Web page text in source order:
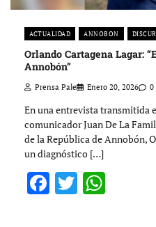
ACTUALIDAD ANNOBON
Orlando Cartagena Lagar:
Annobón”
Prensa Pale Enero 20, 2026 0
En una entrevista transmitida
comunicador Juan De La
de la República de Annobón,
un diagnóstico […]
Facebook
Twitter